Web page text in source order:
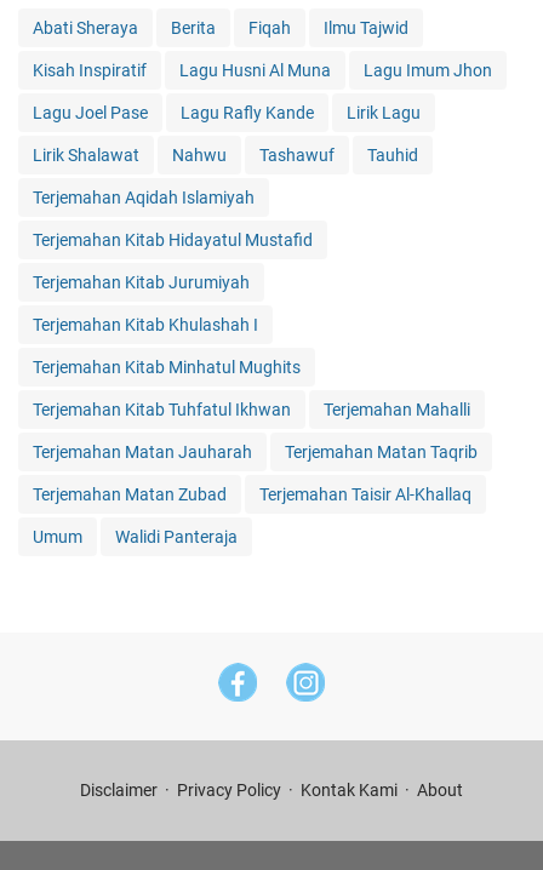
Abati Sheraya Berita Fiqah Ilmu Tajwid
Kisah Inspiratif Lagu Husni Al Muna Lagu Imum Jhon
Lagu Joel Pase Lagu Rafly Kande Lirik Lagu
Lirik Shalawat Nahwu Tashawuf Tauhid
Terjemahan Aqidah Islamiyah
Terjemahan Kitab Hidayatul Mustafid
Terjemahan Kitab Jurumiyah
Terjemahan Kitab Khulashah I
Terjemahan Kitab Minhatul Mughits
Terjemahan Kitab Tuhfatul Ikhwan Terjemahan Mahalli
Terjemahan Matan Jauharah Terjemahan Matan Taqrib
Terjemahan Matan Zubad Terjemahan Taisir Al-Khallaq
Umum Walidi Panteraja
Disclaimer Privacy Policy Kontak Kami About